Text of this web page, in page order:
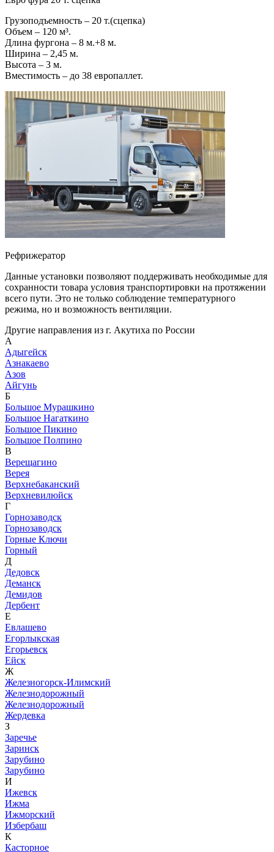
Грузоподъемность – 20 т.(сцепка)
Объем – 120 м³.
Длина фургона – 8 м.+8 м.
Ширина – 2,45 м.
Высота – 3 м.
Вместимость – до 38 европаллет.
Рефрижератор
Данные установки позволяют поддерживать необходимые для
сохранности товара условия транспортировки на протяжении
всего пути. Это не только соблюдение температурного
режима, но и возможность вентиляции.
Другие направления из г. Акутиха по России
А
Адыгейск
Азнакаево
Азов
Айгунь
Б
Большое Мурашкино
Большое Нагаткино
Большое Пикино
Большое Полпино
В
Верещагино
Верея
Верхнебаканский
Верхневилюйск
Г
Горнозаводск
Горнозаводск
Горные Ключи
Горный
Д
Дедовск
Деманск
Демидов
Дербент
Е
Евлашево
Егорлыкская
Егорьевск
Ейск
Ж
Железногорск-Илимский
Железнодорожный
Железнодорожный
Жердевка
З
Заречье
Заринск
Зарубино
Зарубино
И
Ижевск
Ижма
Ижморский
Избербаш
К
Касторное